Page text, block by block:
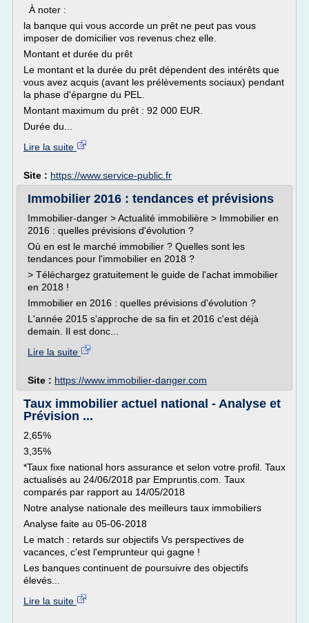
À noter :
la banque qui vous accorde un prêt ne peut pas vous
imposer de domicilier vos revenus chez elle.
Montant et durée du prêt
Le montant et la durée du prêt dépendent des intérêts que
vous avez acquis (avant les prélèvements sociaux) pendant
la phase d'épargne du PEL.
Montant maximum du prêt : 92 000 EUR.
Durée du...
Lire la suite
Site : https://www.service-public.fr
Immobilier 2016 : tendances et prévisions
Immobilier-danger > Actualité immobilière > Immobilier en
2016 : quelles prévisions d'évolution ?
Où en est le marché immobilier ? Quelles sont les
tendances pour l'immobilier en 2018 ?
> Téléchargez gratuitement le guide de l'achat immobilier
en 2018 !
Immobilier en 2016 : quelles prévisions d'évolution ?
L'année 2015 s'approche de sa fin et 2016 c'est déjà
demain. Il est donc...
Lire la suite
Site : https://www.immobilier-danger.com
Taux immobilier actuel national - Analyse et
Prévision ...
2,65%
3,35%
*Taux fixe national hors assurance et selon votre profil. Taux
actualisés au 24/06/2018 par Empruntis.com. Taux
comparés par rapport au 14/05/2018
Notre analyse nationale des meilleurs taux immobiliers
Analyse faite au 05-06-2018
Le match : retards sur objectifs Vs perspectives de
vacances, c'est l'emprunteur qui gagne !
Les banques continuent de poursuivre des objectifs
élevés...
Lire la suite